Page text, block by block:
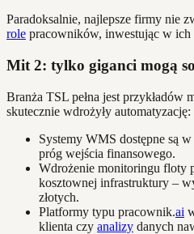
Paradoksalnie, najlepsze firmy nie
role pracowników, inwestując w
Mit 2: tylko giganci mogą
Branża TSL pełna jest przykładów
skutecznie wdrożyły automatyzację:
Systemy WMS dostępne są
próg wejścia finansowego.
Wdrożenie monitoringu floty
kosztownej infrastruktury –
złotych.
Platformy typu pracownik.ai
klienta czy analizy danych